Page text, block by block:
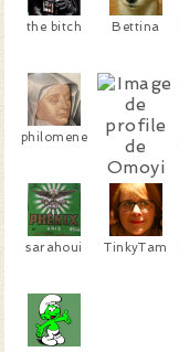
the bitch Bettina
philomene
Omoyi
sarahoui TinkyTam